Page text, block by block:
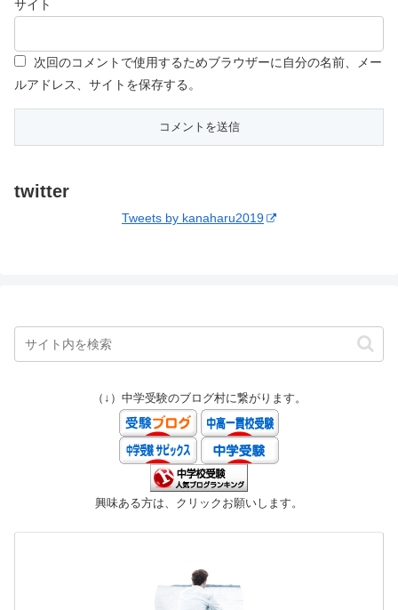
サイト
次回のコメントで使用するためブラウザーに自分の名前、メー
ルアドレス、サイトを保存する。
twitter
Tweets by kanaharu2019
（↓）中学受験のブログ村に繋がります。
興味ある方は、クリックお願いします。